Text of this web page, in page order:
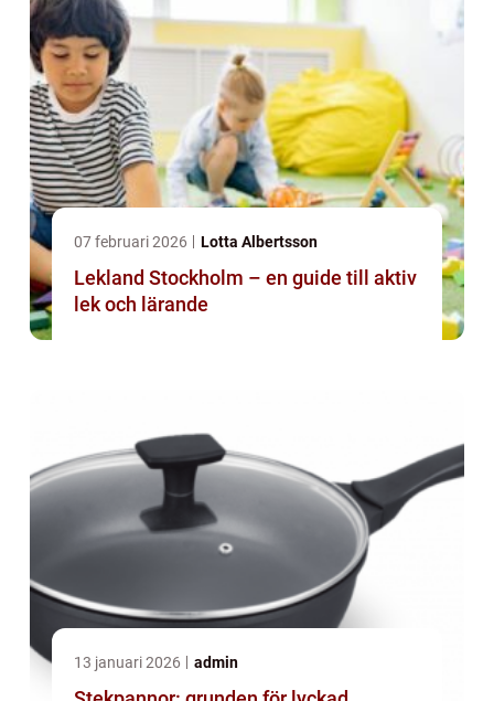
07 februari 2026 Lotta Albertsson
Lekland Stockholm – en guide till aktiv
lek och lärande
13 januari 2026 admin